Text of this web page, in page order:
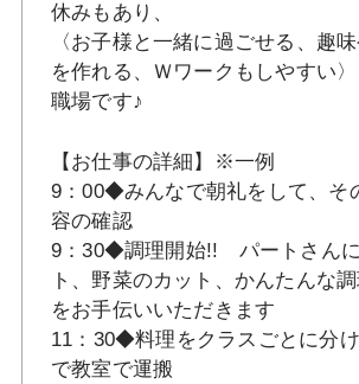
休みもあり、
〈お子様と一緒に過ごせる、趣
を作れる、Ｗワークもしやすい〉
職場です♪
【お仕事の詳細】※一例
9：00◆みんなで朝礼をして、そ
容の確認
9：30◆調理開始!! パートさんに
ト、野菜のカット、かんたんな
をお手伝いいただきます
11：30◆料理をクラスごとに分
で教室で運搬